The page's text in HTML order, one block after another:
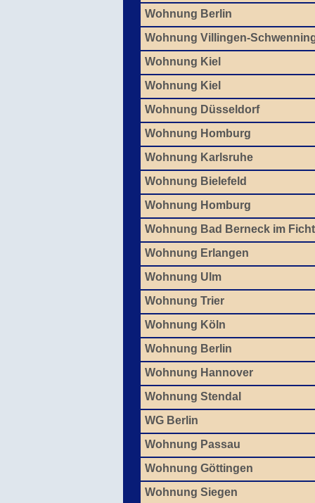
Wohnung Berlin
Wohnung Villingen-
Wohnung Kiel
Wohnung Kiel
Wohnung Düsseldorf
Wohnung Homburg
Wohnung Karlsruhe
Wohnung Bielefeld
Wohnung Homburg
Wohnung Bad Berneck im
Wohnung Erlangen
Wohnung Ulm
Wohnung Trier
Wohnung Köln
Wohnung Berlin
Wohnung Hannover
Wohnung Stendal
WG Berlin
Wohnung Passau
Wohnung Göttingen
Wohnung Siegen